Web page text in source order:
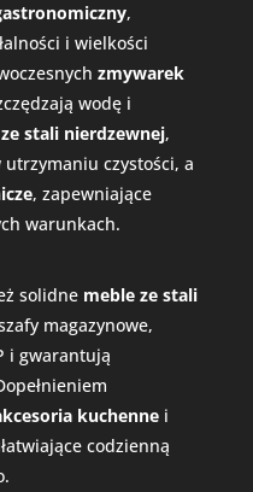
,
i wielkości
zmywarek
wodę i
stali nierdzewnej,
czystości, a
, zapewniające
warunkach.
solidne meble ze stali
magazynowe,
i gwarantują
kuchennei
codzienną